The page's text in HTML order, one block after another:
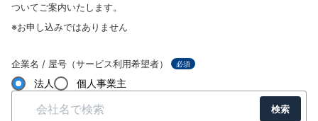
ついてご案内いたします。
※お申し込みではありません
企業名 / 屋号（サービス利用希望者） 必須
法人 個人事業主
検索